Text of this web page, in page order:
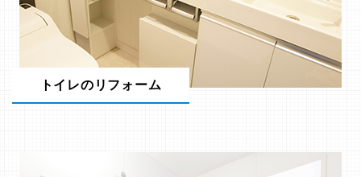
トイレのリフォーム